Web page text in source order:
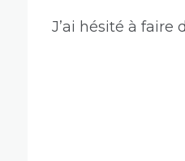
J’ai hésité à faire